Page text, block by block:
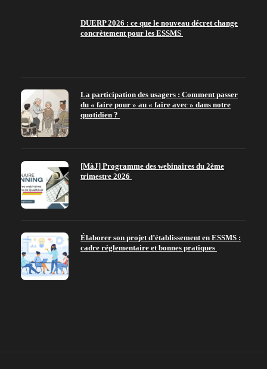
DUERP 2026 : ce que le nouveau décret change
concrètement pour les ESSMS
La participation des usagers : Comment passer
du « faire pour » au « faire avec » dans notre
quotidien ?
[MàJ] Programme des webinaires du 2ème
trimestre 2026
Élaborer son projet d’établissement en ESSMS :
cadre réglementaire et bonnes pratiques